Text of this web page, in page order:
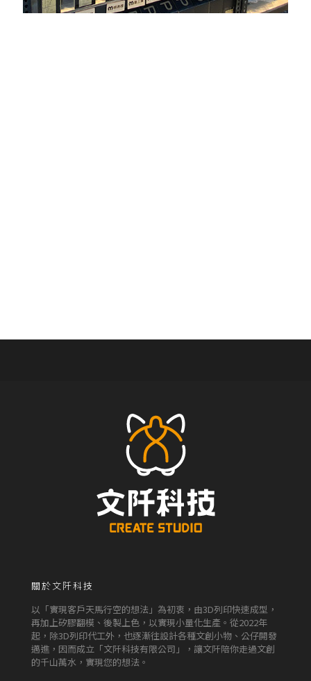
關於文阡科技
以「實現客戶天馬行空的想法」為初衷，由3D列印快速成型，
再加上矽膠翻模、後製上色，以實現小量化生產。從2022年
起，除3D列印代工外，也逐漸往設計各種文創小物、公仔開發
邁進，因而成立「文阡科技有限公司」，讓文阡陪你走過文創
的千山萬水，實現您的想法。